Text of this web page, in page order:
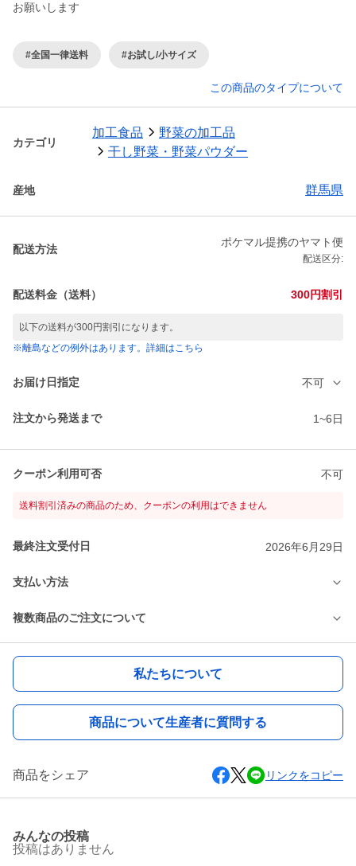
お願いします
#全国一律送料 #お試し/小サイズ
この商品のタイプについて
カテゴリ
加工食品
野菜の加工品
干し野菜・野菜パウダー
産地 群馬県
配送方法
ポケマル提携のヤマト便
配送区分:
配送料金（送料） 300円割引
以下の送料が300円割引になります。
※離島などの例外はあります。詳細はこちら
お届け日指定 不可
注文から発送まで 1~6日
クーポン利用可否 不可
送料割引済みの商品のため、クーポンの利用はできません
最終注文受付日 2026年6月29日
支払い方法
複数商品のご注文について
私たちについて
商品について生産者に質問する
商品をシェア リンクをコピー
みんなの投稿
投稿はありません